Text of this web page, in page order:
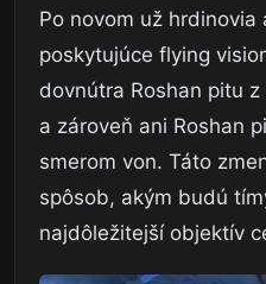
Po novom už hrdinovia
poskytujúce flying
dovnútra Roshan pitu
a zároveň ani Roshan
smerom von. Táto
spôsob, akým budú
najdôležitejší objektív